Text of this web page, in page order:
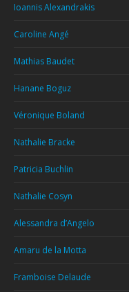
Ioannis Alexandrakis
Caroline Angé
Mathias Baudet
Hanane Boguz
Véronique Boland
Nathalie Bracke
Patricia Buchlin
Nathalie Cosyn
Alessandra d’Angelo
Amaru de la Motta
Framboise Delaude